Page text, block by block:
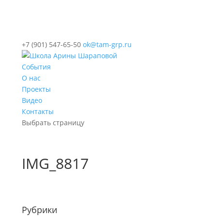
+7 (901) 547-65-50 ok@tam-grp.ru
События
О нас
Проекты
Видео
Контакты
Выбрать страницу
IMG_8817
Рубрики